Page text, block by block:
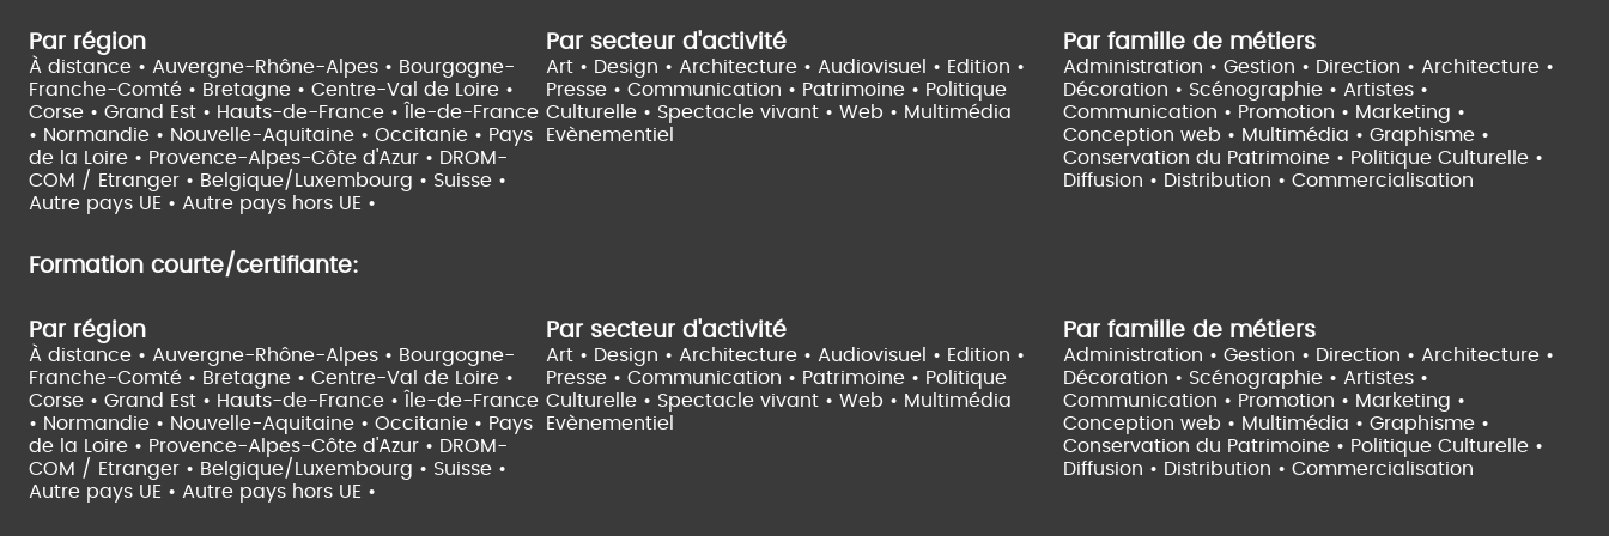
Par région
À distance • Auvergne-Rhône-Alpes • Bourgogne-
Franche-Comté • Bretagne • Centre-Val de Loire •
Corse • Grand Est • Hauts-de-France •
Île-de-France
• Normandie • Nouvelle-Aquitaine • Occitanie • Pays
de la Loire • Provence-Alpes-Côte d'Azur • DROM-
COM / Etranger • Belgique/Luxembourg • Suisse •
Autre pays UE • Autre pays hors UE •
Par secteur d'activité
Art • Design • Architecture • Audiovisuel • Edition •
Presse • Communication • Patrimoine • Politique
Culturelle • Spectacle vivant • Web • Multimédia
Evènementiel
Par famille de métiers
Administration • Gestion • Direction • Architecture •
Décoration • Scénographie • Artistes •
Communication • Promotion • Marketing •
Conception web • Multimédia • Graphisme •
Conservation du Patrimoine • Politique Culturelle •
Diffusion • Distribution • Commercialisation
Formation courte/certifiante:
Par région
À distance • Auvergne-Rhône-Alpes • Bourgogne-
Franche-Comté • Bretagne • Centre-Val de Loire •
Corse • Grand Est • Hauts-de-France •
Île-de-France
• Normandie • Nouvelle-Aquitaine • Occitanie • Pays
de la Loire • Provence-Alpes-Côte d'Azur • DROM-
COM / Etranger • Belgique/Luxembourg • Suisse •
Autre pays UE • Autre pays hors UE •
Par secteur d'activité
Art • Design • Architecture • Audiovisuel • Edition •
Presse • Communication • Patrimoine • Politique
Culturelle • Spectacle vivant • Web • Multimédia
Evènementiel
Par famille de métiers
Administration • Gestion • Direction • Architecture •
Décoration • Scénographie • Artistes •
Communication • Promotion • Marketing •
Conception web • Multimédia • Graphisme •
Conservation du Patrimoine • Politique Culturelle •
Diffusion • Distribution • Commercialisation